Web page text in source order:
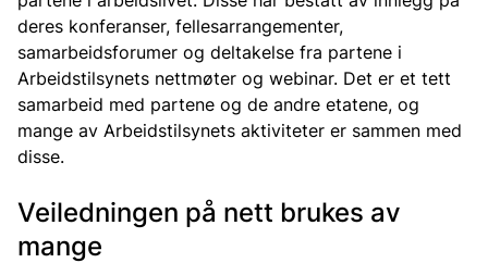
deres konferanser, fellesarrangementer,
samarbeidsforumer og deltakelse fra partene i
Arbeidstilsynets nettmøter og webinar. Det er et tett
samarbeid med partene og de andre etatene, og
mange av Arbeidstilsynets aktiviteter er sammen med
disse.
Veiledningen på nett brukes av
mange